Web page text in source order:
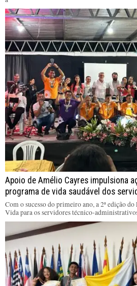
Apoio de Amélio Cayres impulsiona
programa de vida saudável dos
Com o sucesso do primeiro ano, a 2ª edição
Vida para os servidores técnico-